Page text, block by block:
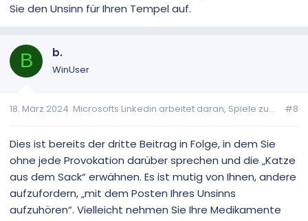
Sie den Unsinn für Ihren Tempel auf.
B b.
WinUser
18. März 2024 Microsofts Linkedin arbeitet daran, Spiele zu... #8
Dies ist bereits der dritte Beitrag in Folge, in dem Sie
ohne jede Provokation darüber sprechen und die „Katze
aus dem Sack“ erwähnen. Es ist mutig von Ihnen, andere
aufzufordern, „mit dem Posten Ihres Unsinns
aufzuhören“. Vielleicht nehmen Sie Ihre Medikamente